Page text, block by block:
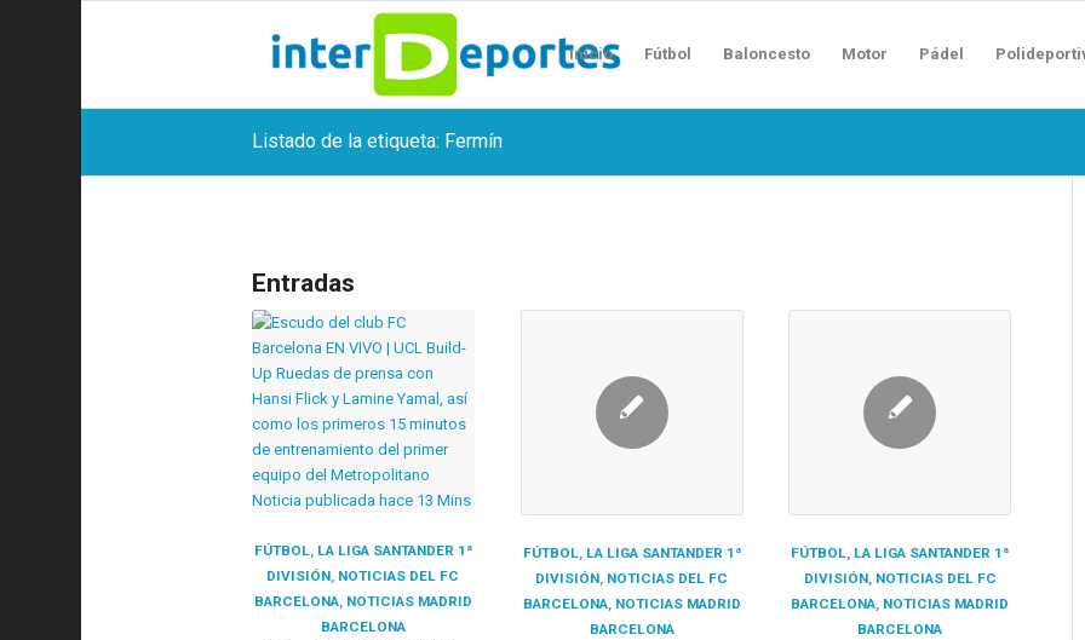
Inicio Fútbol Baloncesto Motor Pádel
Listado de la etiqueta: Fermín
Entradas
FÚTBOL, LA LIGA SANTANDER 1ª
DIVISIÓN, NOTICIAS DEL FC
BARCELONA, NOTICIAS MADRID
BARCELONA
FÚTBOL, LA LIGA SANTANDER 1ª
DIVISIÓN, NOTICIAS DEL FC
BARCELONA, NOTICIAS MADRID
BARCELONA
FÚTBOL, LA LIGA SANTANDER 1ª
DIVISIÓN, NOTICIAS DEL FC
BARCELONA, NOTICIAS MADRID
BARCELONA